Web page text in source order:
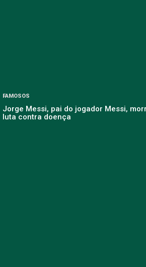
FAMOSOS
Jorge Messi, pai do jogador Messi,
luta contra doença